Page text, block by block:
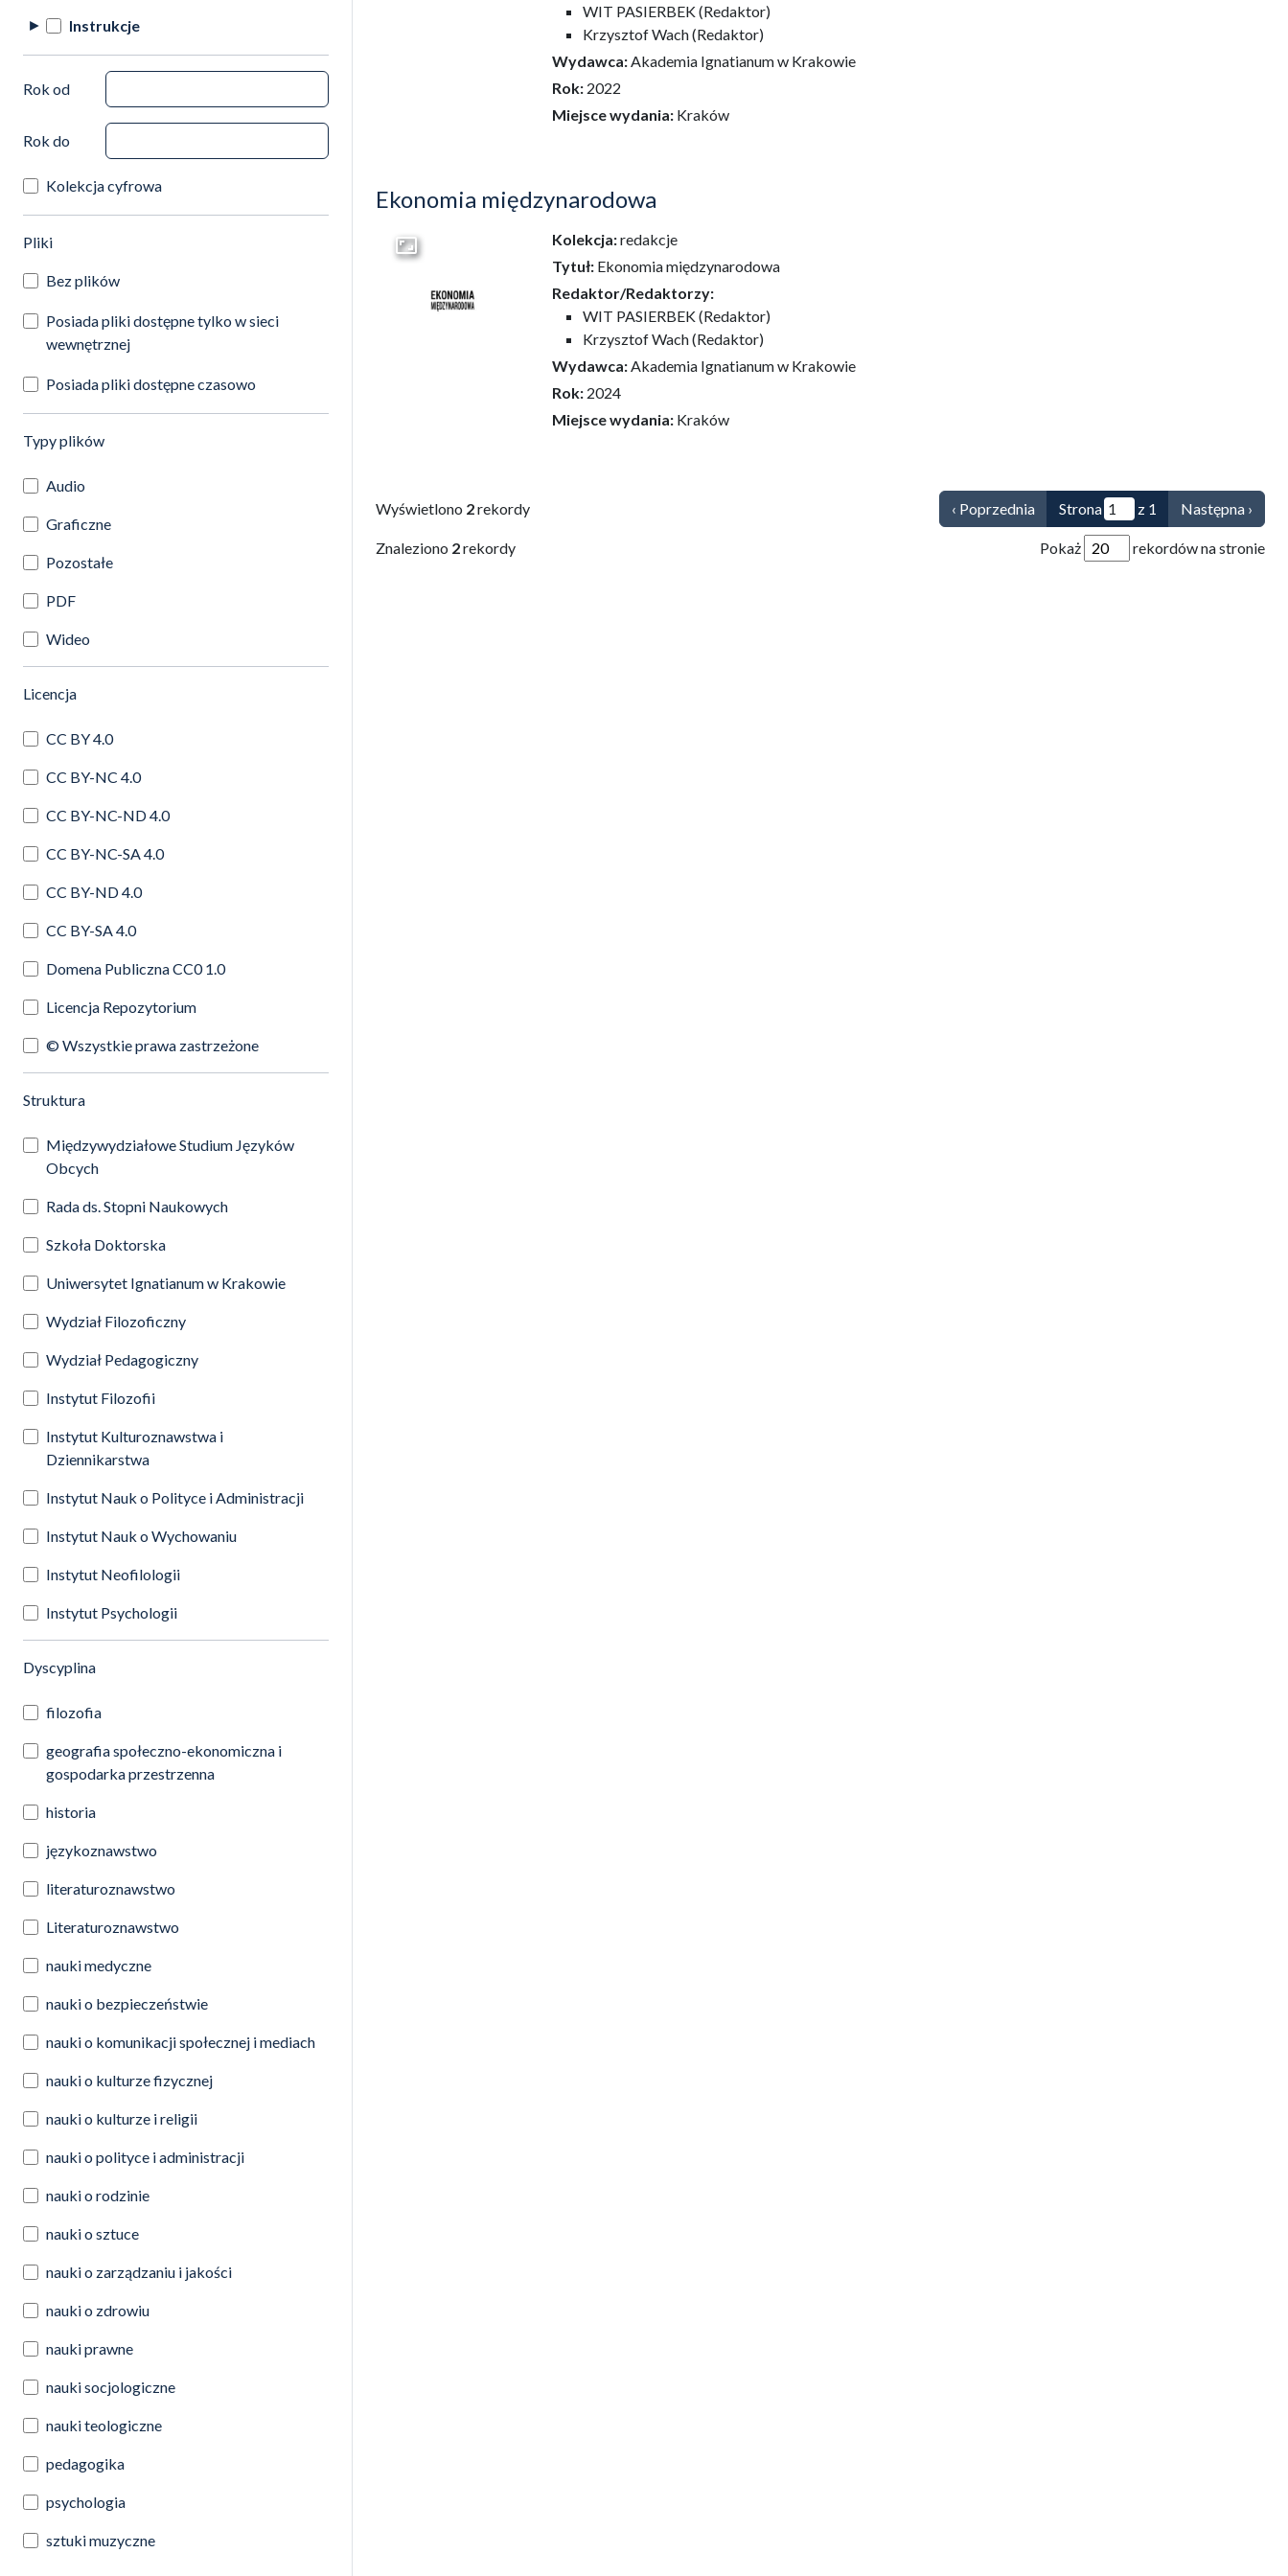
Instrukcje
Rok od
Rok do
Kolekcja cyfrowa
Pliki(automatyczne przeładowanie treści)
Bez plików
Posiada pliki dostępne tylko w sieci
wewnętrznej
Posiada pliki dostępne czasowo
Typy plików(automatyczne przeładowanie treści)
Audio
Graficzne
Pozostałe
PDF
Wideo
Licencja(automatyczne przeładowanie treści)
CC BY 4.0
CC BY-NC 4.0
CC BY-NC-ND 4.0
CC BY-NC-SA 4.0
CC BY-ND 4.0
CC BY-SA 4.0
Domena Publiczna CC0 1.0
Licencja Repozytorium
© Wszystkie prawa zastrzeżone
Struktura(automatyczne przeładowanie treści)
Międzywydziałowe Studium Języków
Obcych
Rada ds. Stopni Naukowych
Szkoła Doktorska
Uniwersytet Ignatianum w Krakowie
Wydział Filozoficzny
Wydział Pedagogiczny
Instytut Filozofii
Instytut Kulturoznawstwa i
Dziennikarstwa
Instytut Nauk o Polityce i Administracji
Instytut Nauk o Wychowaniu
Instytut Neofilologii
Instytut Psychologii
Dyscyplina(automatyczne przeładowanie treści)
filozofia
geografia społeczno-ekonomiczna i
gospodarka przestrzenna
historia
językoznawstwo
literaturoznawstwo
Literaturoznawstwo
nauki medyczne
nauki o bezpieczeństwie
nauki o komunikacji społecznej i mediach
nauki o kulturze fizycznej
nauki o kulturze i religii
nauki o polityce i administracji
nauki o rodzinie
nauki o sztuce
nauki o zarządzaniu i jakości
nauki o zdrowiu
nauki prawne
nauki socjologiczne
nauki teologiczne
pedagogika
psychologia
sztuki muzyczne
WIT PASIERBEK (Redaktor)
Krzysztof Wach (Redaktor)
Wydawca:Akademia Ignatianum w Krakowie
Rok: 2022
Miejsce wydania: Kraków
Ekonomia międzynarodowa
Przejdź do zbioru
Kolekcja:redakcje
Tytuł: Ekonomia międzynarodowa
Redaktor/Redaktorzy:
WIT PASIERBEK (Redaktor)
Krzysztof Wach (Redaktor)
Wydawca:Akademia Ignatianum w Krakowie
Rok: 2024
Miejsce wydania: Kraków
Wyświetlono 2rekordy ‹ Poprzednia Strona z 1 Następna ›
Znaleziono 2rekordy Pokaż rekordów na stronie